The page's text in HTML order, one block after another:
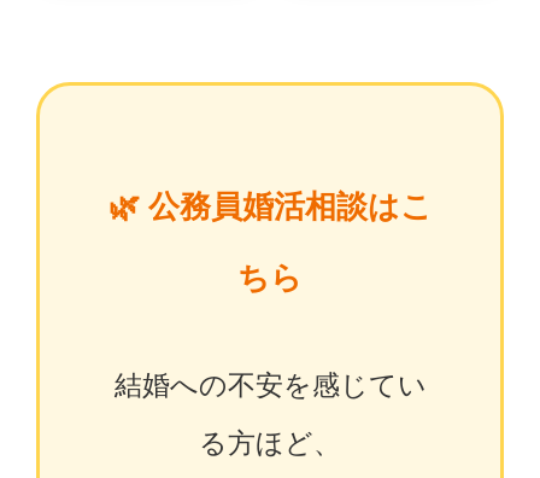
🌿 公務員婚活相談はこ
ちら
結婚への不安を感じてい
る方ほど、